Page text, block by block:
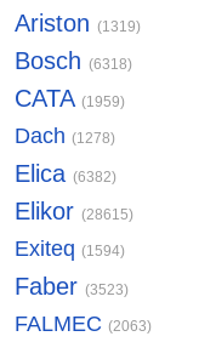
Ariston(1319)
Bosch(6318)
CATA(1959)
Dach(1278)
Elica(6382)
Elikor(28615)
Exiteq(1594)
Faber(3523)
FALMEC(2063)